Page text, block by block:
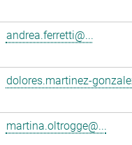
andrea.ferretti@...
dolores.martinez-
martina.oltrogge@...